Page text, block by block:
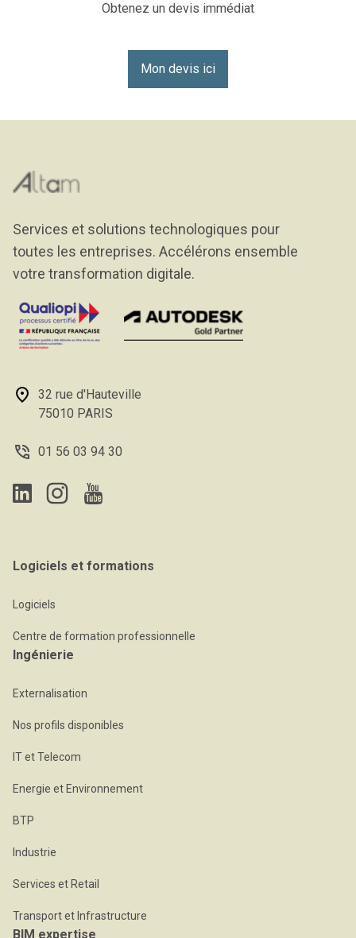
Obtenez un devis immédiat
Mon devis ici
Services et solutions technologiques pour
toutes les entreprises. Accélérons ensemble
votre transformation digitale.
32 rue d'Hauteville
75010 PARIS
01 56 03 94 30
Logiciels et formations
Logiciels
Centre de formation professionnelle
Ingénierie
Externalisation
Nos profils disponibles
IT et Telecom
Energie et Environnement
BTP
Industrie
Services et Retail
Transport et Infrastructure
BIM expertise